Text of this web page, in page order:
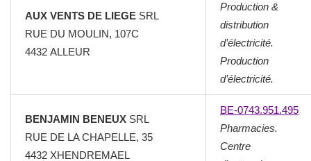
AUX VENTS DE LIEGE SRL
RUE DU MOULIN, 107C
4432 ALLEUR
Production &
distribution
d’électricité.
Production
d’électricité.
BENJAMIN BENEUX SRL
RUE DE LA CHAPELLE, 35
4432 XHENDREMAEL
BE-0743.951.495
Pharmacies.
Centre